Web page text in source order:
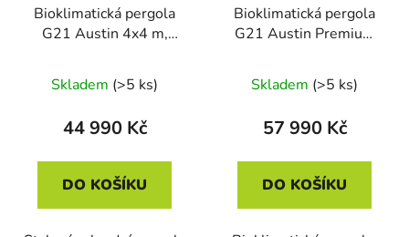
Bioklimatická pergola
G21 Austin 4x4 m,
Skladem (>5 ks)
44 990 Kč
DO KOŠÍKU
Bioklimatická pergola
G21 Austin Premium
hliníková
Skladem (>5 ks)
57 990 Kč
DO KOŠÍKU